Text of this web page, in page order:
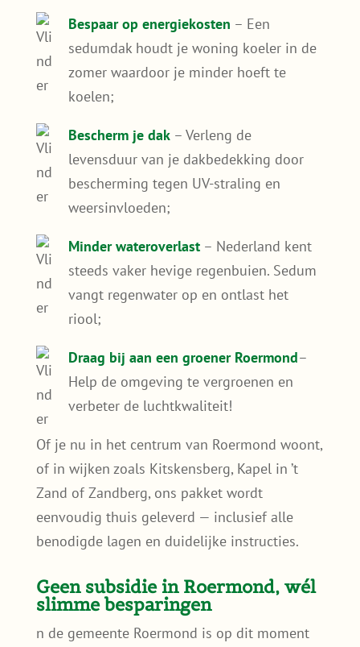
Bespaar op energiekosten – Een
sedumdak houdt je woning koeler in de
zomer waardoor je minder hoeft te
koelen;
Bescherm je dak– Verleng de
levensduur van je dakbedekking door
bescherming tegen UV-straling en
weersinvloeden;
Minder wateroverlast– Nederland kent
steeds vaker hevige regenbuien. Sedum
vangt regenwater op en ontlast het
riool;
Draag bij aan een groener Roermond–
Help de omgeving te vergroenen en
verbeter de luchtkwaliteit!
Of je nu in het centrum van Roermond woont,
of in wijken zoals Kitskensberg, Kapel in ’t
Zand of Zandberg, ons pakket wordt
eenvoudig thuis geleverd — inclusief alle
benodigde lagen en duidelijke instructies.
Geen subsidie in Roermond, wél
slimme besparingen
n de gemeente Roermond is op dit moment